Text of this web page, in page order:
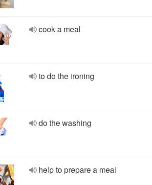
cook a meal
to do the ironing
do the washing
help to prepare a meal